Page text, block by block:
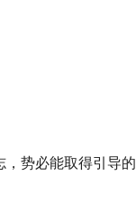
，势必能取得引导的